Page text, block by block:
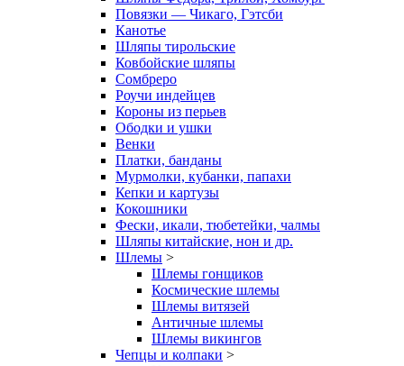
Повязки — Чикаго, Гэтсби
Канотье
Шляпы тирольские
Ковбойские шляпы
Сомбреро
Роучи индейцев
Короны из перьев
Ободки и ушки
Венки
Платки, банданы
Мурмолки, кубанки, папахи
Кепки и картузы
Кокошники
Фески, икали, тюбетейки, чалмы
Шляпы китайские, нон и др.
Шлемы >
Шлемы гонщиков
Космические шлемы
Шлемы витязей
Античные шлемы
Шлемы викингов
Чепцы и колпаки >